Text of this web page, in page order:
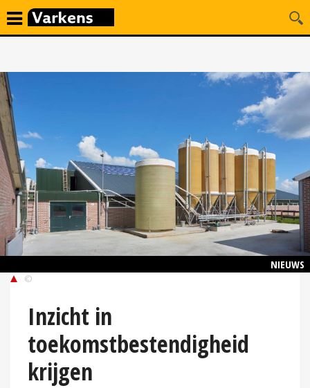
NIEUWS
©
Inzicht in
toekomstbestendigheid
krijgen